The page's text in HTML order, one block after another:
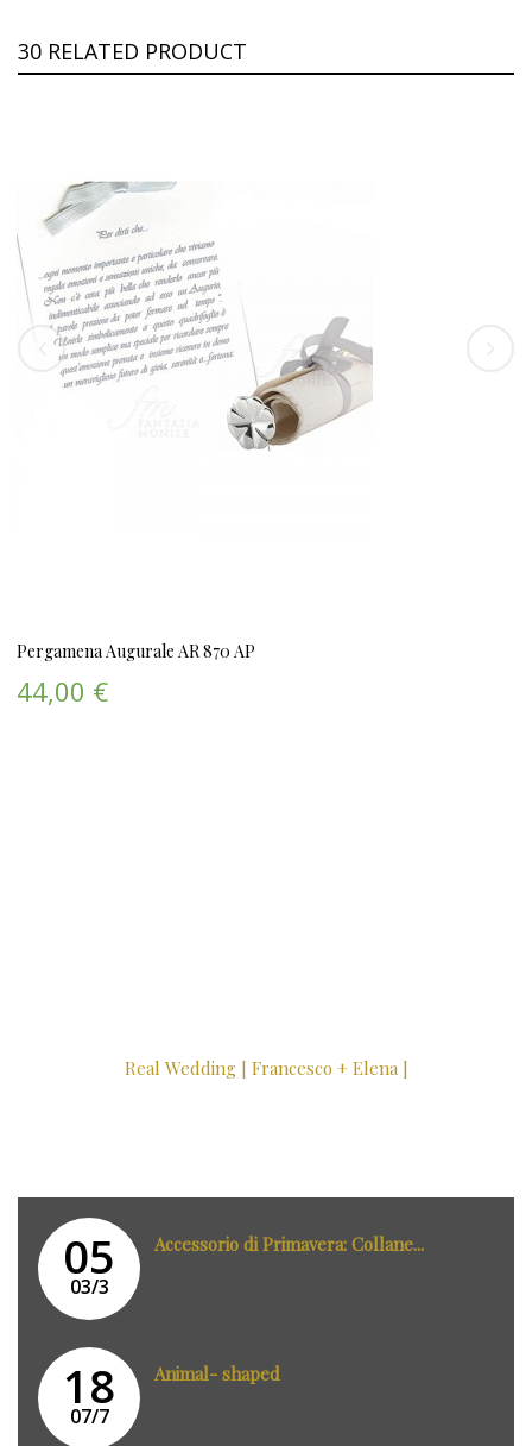
30 RELATED PRODUCT
Pergamena Augurale AR 870 AP
44,00 €
Real Wedding [ Francesco + Elena ]
05
03/3
Accessorio di Primavera: Collane...
18
07/7
Animal- shaped